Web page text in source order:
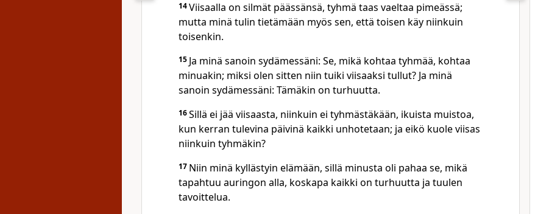
14Viisaalla on silmät päässänsä, tyhmä taas vaeltaa pimeässä;
mutta minä tulin tietämään myös sen, että toisen käy niinkuin
toisenkin.
15 Ja minä sanoin sydämessäni: Se, mikä kohtaa tyhmää, kohtaa
minuakin; miksi olen sitten niin tuiki viisaaksi tullut? Ja minä
sanoin sydämessäni: Tämäkin on turhuutta.
16Sillä ei jää viisaasta, niinkuin ei tyhmästäkään, ikuista muistoa,
kun kerran tulevina päivinä kaikki unhotetaan; ja eikö kuole viisas
niinkuin tyhmäkin?
17 Niin minä kyllästyin elämään, sillä minusta oli pahaa se, mikä
tapahtuu auringon alla, koskapa kaikki on turhuutta ja tuulen
tavoittelua.